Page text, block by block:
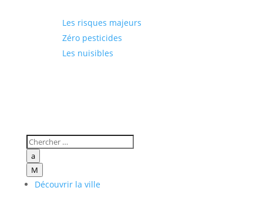
Les risques majeurs
Zéro pesticides
Les nuisibles
a
M
Découvrir la ville